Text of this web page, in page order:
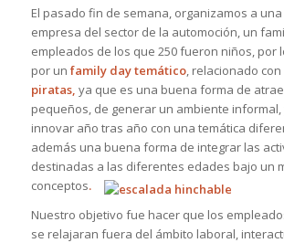
El pasado fin de semana, organizamos a
empresa del sector de la automoción, un
empleados de los que 250 fueron niños, por
por un family daytemático, relacionado con
piratas, ya que es una buena forma de
pequeños, de generar un ambiente
innovar año tras año con una temática
además una buena forma de integrar las
destinadas a las diferentes edades bajo un
conceptos.
Nuestro objetivo fue hacer que los
se relajaran fuera del ámbito laboral,